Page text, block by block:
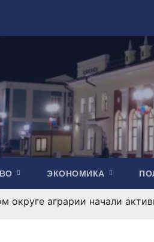
ЭКОНОМИКА
округе аграрии начали